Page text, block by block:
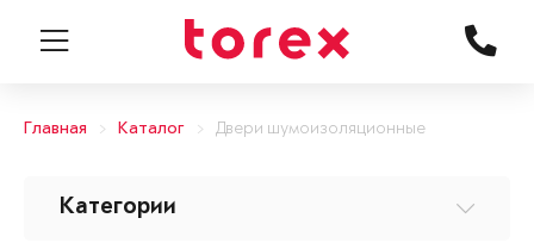
Главная Каталог Двери шумоизоляционные
Категории